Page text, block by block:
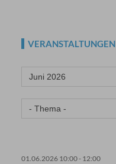
VERANSTALTUNGEN
01.06.2026 10:00 - 12:00